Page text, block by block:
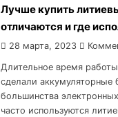
Лучше купить
отличаются и где
28 марта, 2023
Длительное время
сделали
большинства
часто используются